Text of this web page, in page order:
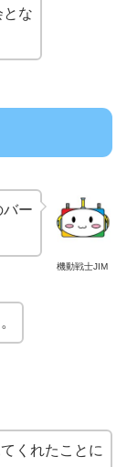
な
機動戦士JIM
ー
くれたことに